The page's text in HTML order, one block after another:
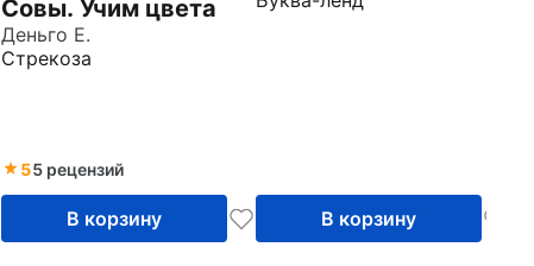
Совы. Учим цвета
Деньго Е.
Стрекоза
55 рецензий
В корзину В корзину